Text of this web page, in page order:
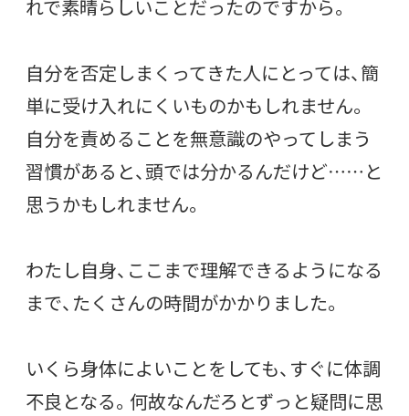
れで素晴らしいことだったのですから。
自分を否定しまくってきた人にとっては、簡
単に受け入れにくいものかもしれません。
自分を責めることを無意識のやってしまう
習慣があると、頭では分かるんだけど……と
思うかもしれません。
わたし自身、ここまで理解できるようになる
まで、たくさんの時間がかかりました。
いくら身体によいことをしても、すぐに体調
不良となる。何故なんだろとずっと疑問に思